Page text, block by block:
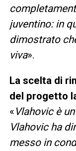
juventino: in
dimostrato
viva».
La scelta di
del progetto
« Vlahovic è
Vlahovic ha
messo in